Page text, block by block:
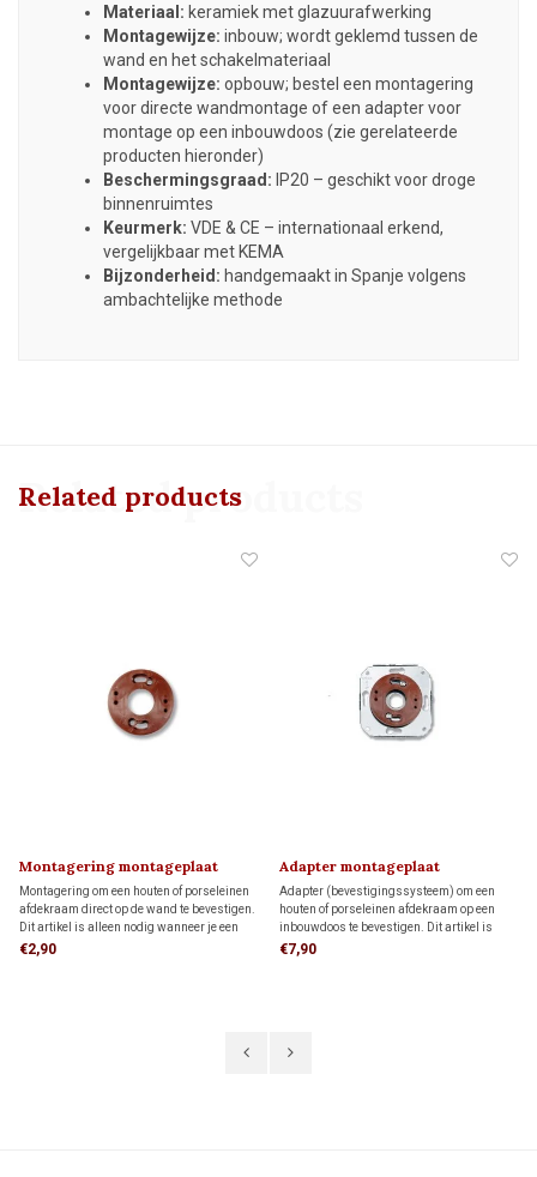
Materiaal: keramiek met glazuurafwerking
Montagewijze: inbouw; wordt geklemd tussen de
wand en het schakelmateriaal
Montagewijze: opbouw; bestel een montagering
voor directe wandmontage of een adapter voor
montage op een inbouwdoos (zie gerelateerde
producten hieronder)
Beschermingsgraad: IP20 – geschikt voor droge
binnenruimtes
Keurmerk: VDE & CE – internationaal erkend,
vergelijkbaar met KEMA
Bijzonderheid: handgemaakt in Spanje volgens
ambachtelijke methode
Related products
Related products
Montagering montageplaat
Montagering om een houten of porseleinen
afdekraam direct op de wand te bevestigen.
Dit artikel is alleen nodig wanneer je een
FONTINI-afdekraam als montageplaat voor
€2,90
Adapter montageplaat
Adapter (bevestigingssysteem) om een
houten of porseleinen afdekraam op een
inbouwdoos te bevestigen. Dit artikel is
alleen nodig wanneer je een FONTINI-
€7,90